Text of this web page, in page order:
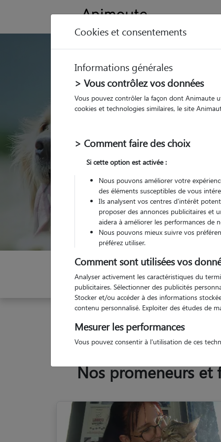
Trouvez une
Le Monastier-
Monastier-sur-Gazeille
Indiquez vos dates
Nos promeneurs et
Cookies et consentements
Informations générales
> Vous contrôlez vos données
Vous pouvez contrôler la façon dont Animaute
cookies et technologies similaires, le site
> Comment faire des choix
Si cette option est activée :
Nous pouvons améliorer votre
des éléments susceptibles de vous
Ils analysent vos centres d'intérêt
proposer des annonces publicitaires et
aidera à améliorer les performances de
Nous pouvons mieux suivre vos
préférez utiliser.
Comment sont utilisées vos
Analyser activement les caractéristiques du
publicitaires. Sélectionner des publicités
Stocker et/ou accéder à des informations
contenu personnalisé. Exploiter des études de
Mesurer les performances
Vous pouvez consentir à l'utilisation de ces